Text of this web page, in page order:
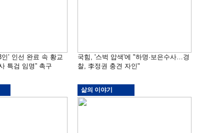
’ 인선 완료 속 황교
특검 임명” 촉구
국힘, '스벅 압색'에 "하명·보은수사…경
찰, 李정권 충견 자인"
삶의 이야기